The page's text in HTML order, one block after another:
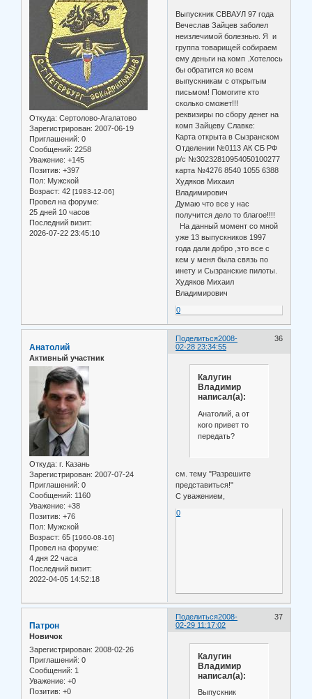
Откуда: Сертолово-Агалатово
Зарегистрирован: 2007-06-19
Приглашений: 0
Сообщений: 2258
Уважение: +145
Позитив: +397
Пол: Мужской
Возраст: 42 [1983-12-06]
Провел на форуме:
25 дней 10 часов
Последний визит:
2026-07-22 23:45:10
Выпускник СВВАУЛ 97 года
Вечеслав Зайцев заболел
неизлечимой болезнью. Я и
группа товарищей собираем
ему деньги на комп .Хотелось
бы обратится ко всем
выпускникам с открытым
письмом! Помогите кто
сколько сможет!!!
реквизиры по сбору денег на
комп Зайцеву Славке:
Карта открыта в Сызранском
Отделении №0113 АК СБ РФ
р/с №30232810954050100277
карта №4276 8540 1055 6388
Худяков Михаил
Владимирович
Думаю что все у нас
получится дело то благое!!!!
На данный момент со мной
уже 13 выпускников 1997
года дали добро ,это все с
кем у меня была связь по
инету и Сызранские пилоты.
Худяков Михаил
Владимирович
0
Поделиться 36
2008-
02-28 23:34:55
Анатолий
Активный участник
Откуда: г. Казань
Зарегистрирован: 2007-07-24
Приглашений: 0
Сообщений: 1160
Уважение: +38
Позитив: +76
Пол: Мужской
Возраст: 65 [1960-08-16]
Провел на форуме:
4 дня 22 часа
Последний визит:
2022-04-05 14:52:18
Калугин
Владимир
написал(а):
Анатолий, а от
кого привет то
передать?
см. тему "Разрешите
представиться!"
С уважением,
0
Поделиться 37
2008-
02-29 11:17:02
Патрон
Новичок
Зарегистрирован: 2008-02-26
Приглашений: 0
Сообщений: 1
Уважение: +0
Позитив: +0
Калугин
Владимир
написал(а):
Выпускник